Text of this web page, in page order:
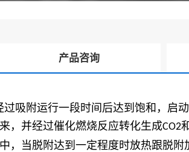
产品咨询
过吸附运行一段时间后达到饱和，启
，并经过催化燃烧反应转化生成CO2
，当脱附达到一定程度时放热跟脱